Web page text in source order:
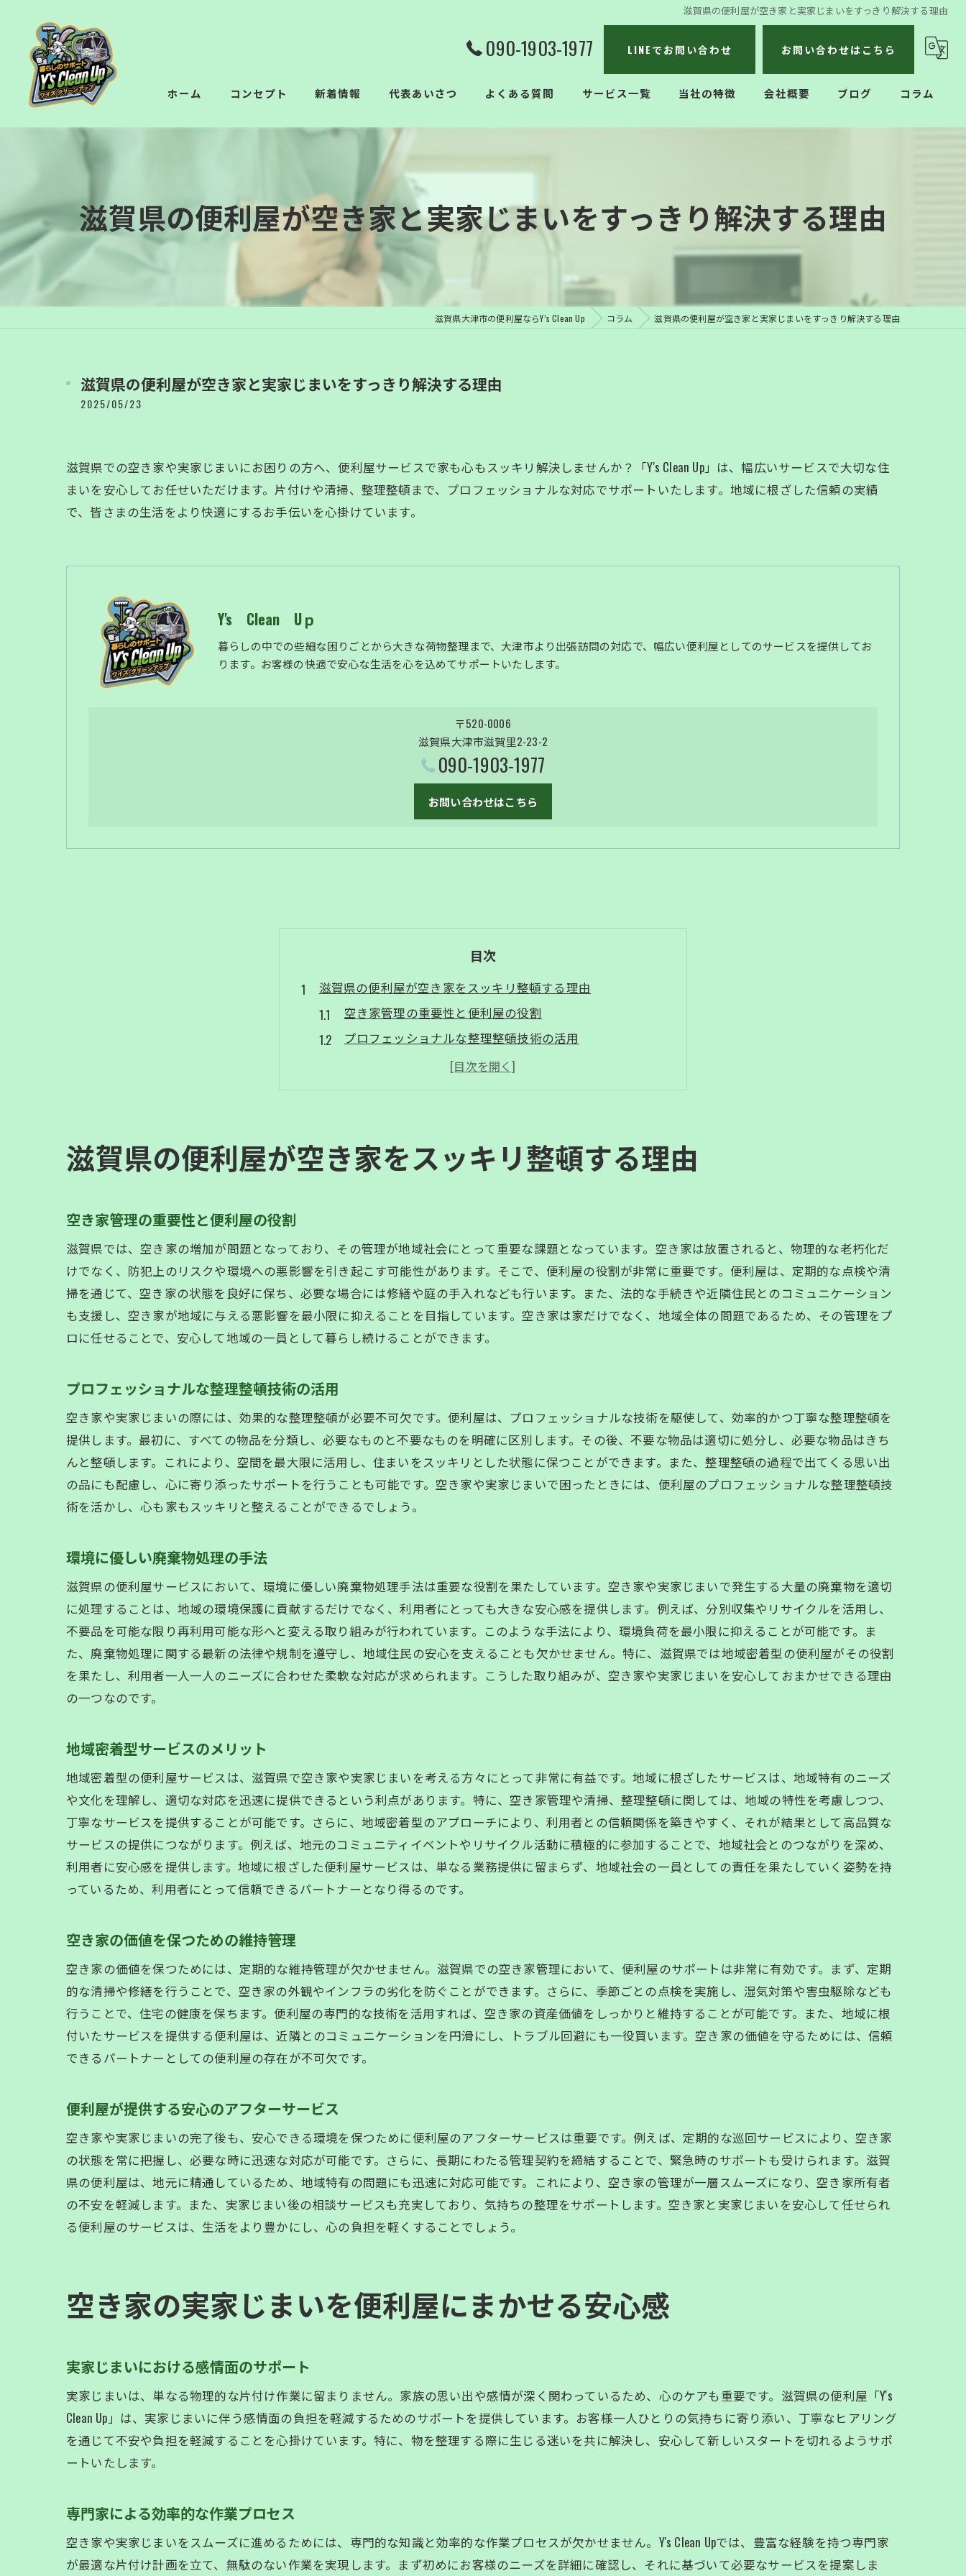
滋賀県の便利屋が空き家と実家じまいをすっきり解決する理由
090-1903-1977 LINEでお問い合わせ お問い合わせはこちら
ホーム コンセプト 新着情報 代表あいさつ よくある質問 サービス一覧 当社の特徴
生前整理
会社概要 ブログ コラム
滋賀県の便利屋が空き家と実家じまいをすっきり解決する理由
滋賀県大津市の便利屋ならY’s Clean Up コラム 滋賀県の便利屋が空き家と実家じまいをすっきり解決する理由
滋賀県の便利屋が空き家と実家じまいをすっきり解決する理由
2025/05/23
滋賀県での空き家や実家じまいにお困りの方へ、便利屋サービスで家も心もスッキリ解決しませんか？「Y's Clean Up」は、幅広いサービスで大切な住
まいを安心してお任せいただけます。片付けや清掃、整理整頓まで、プロフェッショナルな対応でサポートいたします。地域に根ざした信頼の実績
で、皆さまの生活をより快適にするお手伝いを心掛けています。
Y's Clean Uｐ
暮らしの中での些細な困りごとから大きな荷物整理まで、大津市より出張訪問の対応で、幅広い便利屋としてのサービスを提供してお
ります。お客様の快適で安心な生活を心を込めてサポートいたします。
〒520-0006
滋賀県大津市滋賀里2-23-2
090-1903-1977
お問い合わせはこちら
目次
滋賀県の便利屋が空き家をスッキリ整頓する理由
空き家管理の重要性と便利屋の役割
プロフェッショナルな整理整頓技術の活用
環境に優しい廃棄物処理の手法
地域密着型サービスのメリット
空き家の実家じまいを便利屋にまかせる安心感
ストレスなく進める片付けのポイント
遺品整理のプロフェッショナルな対応
安心の費用設定と見積もりの透明性
便利屋の豊富な経験に基づく信頼性
便利屋が提供する空き家整理のプロフェッショナルなサービス
便利屋による細やかな清掃サービス
整理後の空き家管理方法の提案
不用品回収サービスの活用法
地域の環境に配慮した作業方針
実家じまいで心も家もスッキリ！便利屋の活用法
効率的な片付けを実現するステップ
エコフレンドリーな不用品処理方法
プロに任せる安心感とその理由
便利屋を選ぶ際のポイントと注意点
空き家問題を解決するための地域協力
成功事例から学ぶ便利屋の活用方法
便利屋の存在が地域にもたらす影響
便利屋のサポートで空き家・実家じまいを効率よく進める方法
事前準備と計画の重要性
便利屋とのコミュニケーションのコツ
実家じまいをスムーズにするテクニック
アフターサポートの必要性とその内容
空き家の実家じまいは便利屋におまかせ！心強いパートナー
便利屋に依頼する際のポイント
プロフェッショナルによる迅速な対応
経験豊富なスタッフによる丁寧な作業
滋賀県で便利屋が選ばれる理由とその信頼性
プロフェッショナルなサービス提供の秘訣
地域社会からの評価とフィードバック
滋賀県の便利屋が空き家をスッキリ整頓する理由
空き家管理の重要性と便利屋の役割
滋賀県では、空き家の増加が問題となっており、その管理が地域社会にとって重要な課題となっています。空き家は放置されると、物理的な老朽化だ
けでなく、防犯上のリスクや環境への悪影響を引き起こす可能性があります。そこで、便利屋の役割が非常に重要です。便利屋は、定期的な点検や清
掃を通じて、空き家の状態を良好に保ち、必要な場合には修繕や庭の手入れなども行います。また、法的な手続きや近隣住民とのコミュニケーション
も支援し、空き家が地域に与える悪影響を最小限に抑えることを目指しています。空き家は家だけでなく、地域全体の問題であるため、その管理をプ
ロに任せることで、安心して地域の一員として暮らし続けることができます。
プロフェッショナルな整理整頓技術の活用
空き家や実家じまいの際には、効果的な整理整頓が必要不可欠です。便利屋は、プロフェッショナルな技術を駆使して、効率的かつ丁寧な整理整頓を
提供します。最初に、すべての物品を分類し、必要なものと不要なものを明確に区別します。その後、不要な物品は適切に処分し、必要な物品はきち
んと整頓します。これにより、空間を最大限に活用し、住まいをスッキリとした状態に保つことができます。また、整理整頓の過程で出てくる思い出
の品にも配慮し、心に寄り添ったサポートを行うことも可能です。空き家や実家じまいで困ったときには、便利屋のプロフェッショナルな整理整頓技
術を活かし、心も家もスッキリと整えることができるでしょう。
環境に優しい廃棄物処理の手法
滋賀県の便利屋サービスにおいて、環境に優しい廃棄物処理手法は重要な役割を果たしています。空き家や実家じまいで発生する大量の廃棄物を適切
に処理することは、地域の環境保護に貢献するだけでなく、利用者にとっても大きな安心感を提供します。例えば、分別収集やリサイクルを活用し、
不要品を可能な限り再利用可能な形へと変える取り組みが行われています。このような手法により、環境負荷を最小限に抑えることが可能です。ま
た、廃棄物処理に関する最新の法律や規制を遵守し、地域住民の安心を支えることも欠かせません。特に、滋賀県では地域密着型の便利屋がその役割
を果たし、利用者一人一人のニーズに合わせた柔軟な対応が求められます。こうした取り組みが、空き家や実家じまいを安心しておまかせできる理由
の一つなのです。
地域密着型サービスのメリット
地域密着型の便利屋サービスは、滋賀県で空き家や実家じまいを考える方々にとって非常に有益です。地域に根ざしたサービスは、地域特有のニーズ
や文化を理解し、適切な対応を迅速に提供できるという利点があります。特に、空き家管理や清掃、整理整頓に関しては、地域の特性を考慮しつつ、
丁寧なサービスを提供することが可能です。さらに、地域密着型のアプローチにより、利用者との信頼関係を築きやすく、それが結果として高品質な
サービスの提供につながります。例えば、地元のコミュニティイベントやリサイクル活動に積極的に参加することで、地域社会とのつながりを深め、
利用者に安心感を提供します。地域に根ざした便利屋サービスは、単なる業務提供に留まらず、地域社会の一員としての責任を果たしていく姿勢を持
っているため、利用者にとって信頼できるパートナーとなり得るのです。
空き家の価値を保つための維持管理
空き家の価値を保つためには、定期的な維持管理が欠かせません。滋賀県での空き家管理において、便利屋のサポートは非常に有効です。まず、定期
的な清掃や修繕を行うことで、空き家の外観やインフラの劣化を防ぐことができます。さらに、季節ごとの点検を実施し、湿気対策や害虫駆除なども
行うことで、住宅の健康を保ちます。便利屋の専門的な技術を活用すれば、空き家の資産価値をしっかりと維持することが可能です。また、地域に根
付いたサービスを提供する便利屋は、近隣とのコミュニケーションを円滑にし、トラブル回避にも一役買います。空き家の価値を守るためには、信頼
できるパートナーとしての便利屋の存在が不可欠です。
便利屋が提供する安心のアフターサービス
空き家や実家じまいの完了後も、安心できる環境を保つために便利屋のアフターサービスは重要です。例えば、定期的な巡回サービスにより、空き家
の状態を常に把握し、必要な時に迅速な対応が可能です。さらに、長期にわたる管理契約を締結することで、緊急時のサポートも受けられます。滋賀
県の便利屋は、地元に精通しているため、地域特有の問題にも迅速に対応可能です。これにより、空き家の管理が一層スムーズになり、空き家所有者
の不安を軽減します。また、実家じまい後の相談サービスも充実しており、気持ちの整理をサポートします。空き家と実家じまいを安心して任せられ
る便利屋のサービスは、生活をより豊かにし、心の負担を軽くすることでしょう。
空き家の実家じまいを便利屋にまかせる安心感
実家じまいにおける感情面のサポート
実家じまいは、単なる物理的な片付け作業に留まりません。家族の思い出や感情が深く関わっているため、心のケアも重要です。滋賀県の便利屋「Y's
Clean Up」は、実家じまいに伴う感情面の負担を軽減するためのサポートを提供しています。お客様一人ひとりの気持ちに寄り添い、丁寧なヒアリング
を通じて不安や負担を軽減することを心掛けています。特に、物を整理する際に生じる迷いを共に解決し、安心して新しいスタートを切れるようサポ
ートいたします。
専門家による効率的な作業プロセス
空き家や実家じまいをスムーズに進めるためには、専門的な知識と効率的な作業プロセスが欠かせません。Y's Clean Upでは、豊富な経験を持つ専門家
が最適な片付け計画を立て、無駄のない作業を実現します。まず初めにお客様のニーズを詳細に確認し、それに基づいて必要なサービスを提案しま
お問い合わせはこちら
お問い合わせはこちら